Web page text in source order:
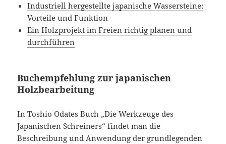
Industriell hergestellte japanische Wassersteine:
Vorteile und Funktion
Ein Holzprojekt im Freien richtig planen und
durchführen
Buchempfehlung zur japanischen
Holzbearbeitung
In Toshio Odates Buch „Die Werkzeuge des
Japanischen Schreiners“ findet man die
Beschreibung und Anwendung der grundlegenden